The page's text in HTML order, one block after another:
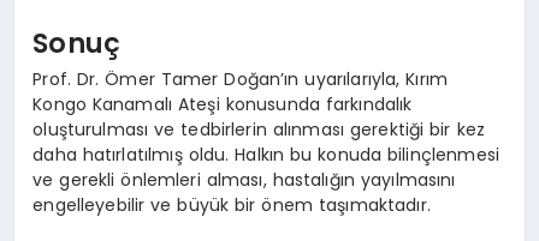
Sonuç
Prof. Dr. Ömer Tamer Doğan’ın uyarılarıyla, Kırım
Kongo Kanamalı Ateşi konusunda farkındalık
oluşturulması ve tedbirlerin alınması gerektiği bir kez
daha hatırlatılmış oldu. Halkın bu konuda bilinçlenmesi
ve gerekli önlemleri alması, hastalığın yayılmasını
engelleyebilir ve büyük bir önem taşımaktadır.